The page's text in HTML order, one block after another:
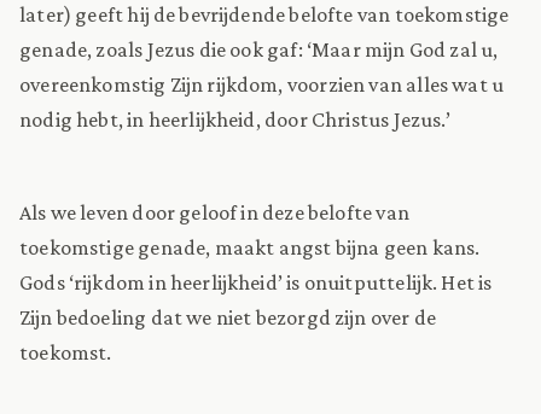
later) geeft hij de bevrijdende belofte van toekomstige
genade, zoals Jezus die ook gaf: ‘Maar mijn God zal u,
overeenkomstig Zijn rijkdom, voorzien van alles wat u
nodig hebt, in heerlijkheid, door Christus Jezus.’
Als we leven door geloof in deze belofte van
toekomstige genade, maakt angst bijna geen kans.
Gods ‘rijkdom in heerlijkheid’ is onuitputtelijk. Het is
Zijn bedoeling dat we niet bezorgd zijn over de
toekomst.